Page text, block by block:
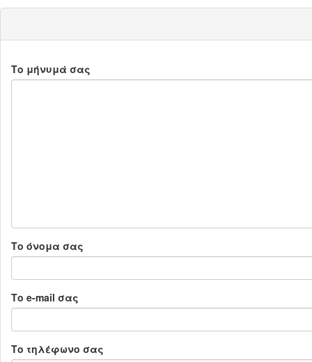
Το μήνυμά σας
Το όνομα σας
Το e-mail σας
Το τηλέφωνο σας